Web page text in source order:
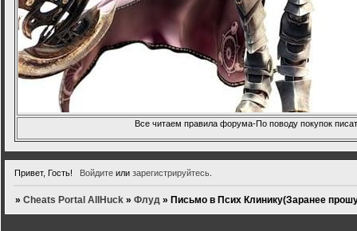
Все читаем правила форума-По поводу покупок
Привет, Гость! Войдитеили зарегистрируйтесь.
»Cheats Portal AllHuck »Флуд » Письмо в Псих Клинику(Заранее